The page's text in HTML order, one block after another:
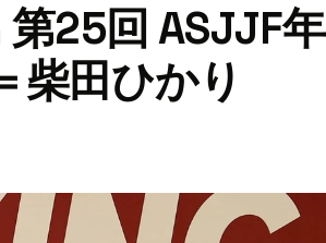
25回 ASJJF年
柴田ひかり